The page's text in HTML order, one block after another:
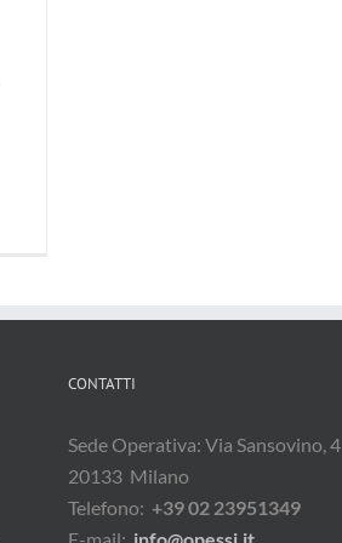
CONTATTI
Sede Operativa: Via Sansovino, 4
20133 Milano
Telefono: +39 02 23951349
E-mail: info@opessi.it